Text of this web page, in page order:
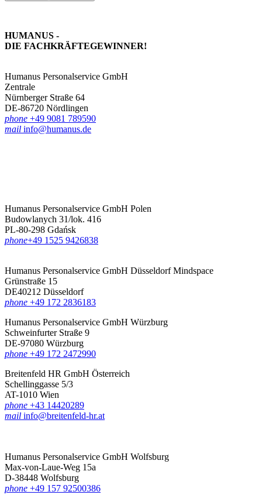
HUMANUS -
DIE FACHKRÄFTE­GEWINNER!
Humanus Personalservice GmbH
Zentrale
Nürnberger Straße 64
DE-86720 Nördlingen
phone +49 9081 789590
mail info@humanus.de
Humanus Personalservice GmbH Polen
Budowlanych 31/lok. 416
PL-80-298 Gdańsk
phone‪+49 1525 9426838‬
Humanus Personalservice GmbH DüsseldorfMindspace
Grünstraße 15
DE40212 Düsseldorf
phone +49 172 2836183‬
Humanus Personalservice GmbH Würzburg
Schweinfurter Straße 9
DE-97080 Würzburg
phone +49 172 2472990
Breitenfeld HR GmbH Österreich
Schellinggasse 5/3
AT-1010 Wien
phone +43 14420289
mail info@breitenfeld-hr.at
Humanus Personalservice GmbH Wolfsburg
Max-von-Laue-Weg 15a
D-38448 Wolfsburg
phone +49 157 92500386